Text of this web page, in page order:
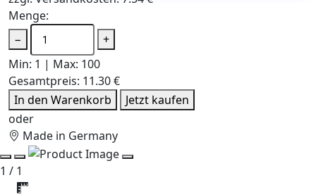
Menge:
−
+
Min: 1 | Max: 100
Gesamtpreis: 11.30 €
In den Warenkorb
Jetzt kaufen
oder
Made in Germany
1 / 1